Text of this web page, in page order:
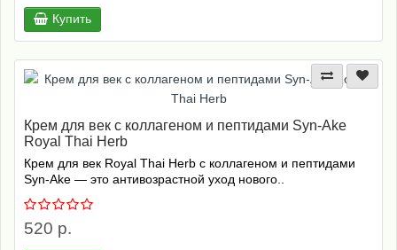
Купить
Крем для век с коллагеном и пептидами Syn-Ake
Royal Thai Herb
Крем для век Royal Thai Herb с коллагеном и пептидами
Syn-Ake — это антивозрастной уход нового..
520 р.